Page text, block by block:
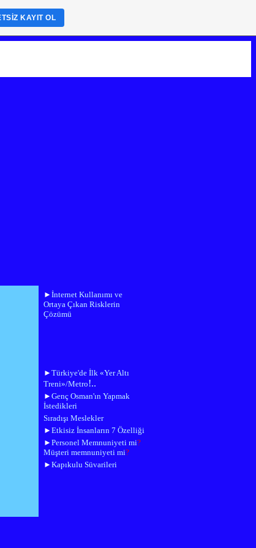
► İnternet Kullanımı ve
Ortaya Çıkan Risklerin
Çözümü
► Türkiye'de İlk «Yer Altı
Treni»/Metro!..
► Genç Osman'ın Yapmak
İstedikleri
Sıradışı Meslekler
► Etkisiz İnsanların 7 Özelliği
► Personel Memnuniyeti mi?
Müşteri memnuniyeti mi?
► Kapıkulu Süvarileri
KAYIT OL